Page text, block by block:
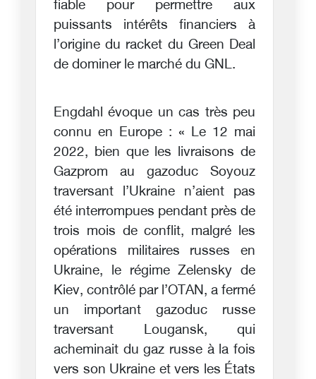
fiable pour permettre aux
puissants intérêts financiers à
l’origine du racket du Green Deal
de dominer le marché du GNL.
Engdahl évoque un cas très peu
connu en Europe : « Le 12 mai
2022, bien que les livraisons de
Gazprom au gazoduc Soyouz
traversant l’Ukraine n’aient pas
été interrompues pendant près de
trois mois de conflit, malgré les
opérations militaires russes en
Ukraine, le régime Zelensky de
Kiev, contrôlé par l’OTAN, a fermé
un important gazoduc russe
traversant Lougansk, qui
acheminait du gaz russe à la fois
vers son Ukraine et vers les États